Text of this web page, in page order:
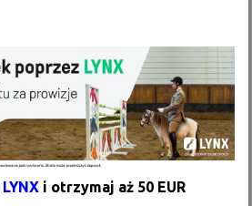
LYNX i otrzymaj aż 50 EUR